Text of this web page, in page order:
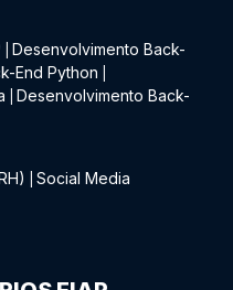
Desenvolvimento Back-
End Python
Desenvolvimento Back-
Social Media